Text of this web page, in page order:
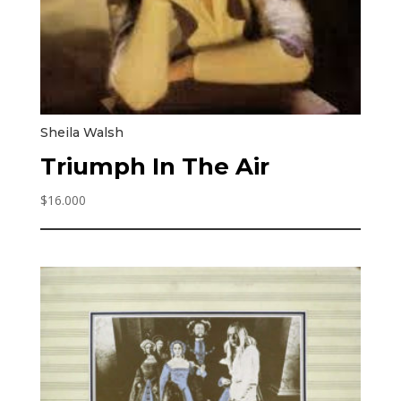
Sheila Walsh
Triumph In The Air
$16.000